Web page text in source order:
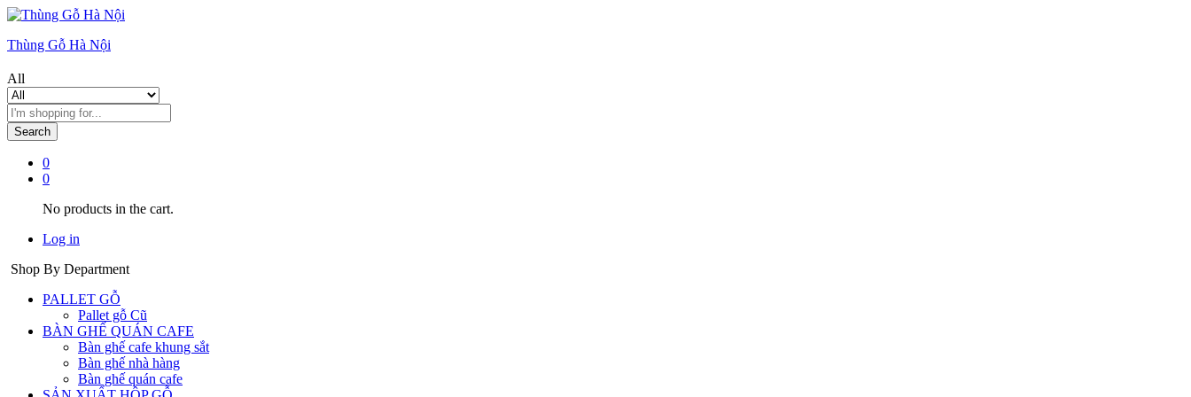
Thùng Gỗ Hà Nội
All
Search
0
0
No products in the cart.
Log in
Shop By Department
PALLET GỖ
Pallet gỗ Cũ
BÀN GHẾ QUÁN CAFE
Bàn ghế cafe khung sắt
Bàn ghế nhà hàng
Bàn ghế quán cafe